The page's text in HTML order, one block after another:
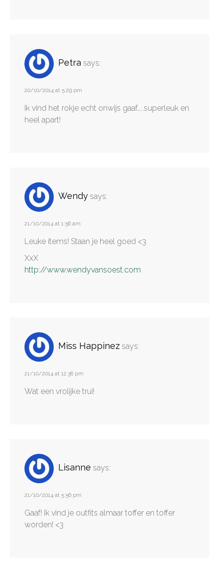
Petra says:
20/10/2014 at 5:29 pm
Ik vind het rokje echt onwijs gaaf…..superleuk en
heel apart!
Wendy says:
21/10/2014 at 1:56 am
Leuke items! Staan je heel goed <3
XxX
http://www.wendyvansoest.com
Miss Happinez says:
21/10/2014 at 12:38 pm
Wat een vrolijke trui!
Lisanne says:
21/10/2014 at 5:56 pm
Gaaf! Ik vind je outfits almaar toffer en toffer
worden! <3